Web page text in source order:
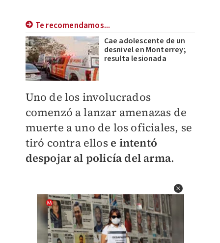
Te recomendamos...
Cae adolescente de un
desnivel en Monterrey;
resulta lesionada
Uno de los involucrados
comenzó a lanzar amenazas de
muerte a uno de los oficiales, se
tiró contra ellos e intentó
despojar al policía del arma.